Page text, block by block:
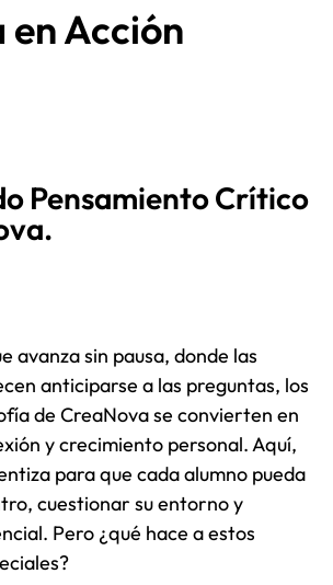
Acción
Pensamiento Crítico
avanza sin pausa, donde las
anticiparse a las preguntas, los
de CreaNova se convierten en
y crecimiento personal. Aquí,
para que cada alumno pueda
cuestionar su entorno y
Pero ¿qué hace a estos